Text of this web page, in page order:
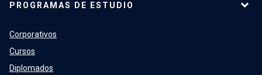
PROGRAMAS DE ESTUDIO
Corporativos
Cursos
Diplomados